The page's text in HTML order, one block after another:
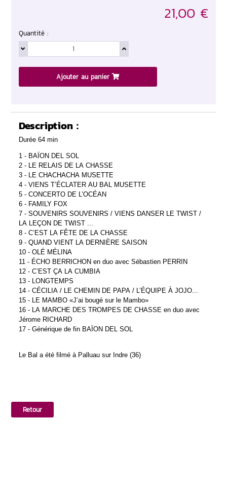
21,00 €
Quantité :
Ajouter au panier
Description :
Durée 64 min
1 - BAÏON DEL SOL
2 - LE RELAIS DE LA CHASSE
3 - LE CHACHACHA MUSETTE
4 - VIENS T’ÉCLATER AU BAL MUSETTE
5 - CONCERTO DE L’OCÉAN
6 - FAMILY FOX
7 - SOUVENIRS SOUVENIRS / VIENS DANSER LE TWIST /
LA LEÇON DE TWIST ...
8 - C’EST LA FÊTE DE LA CHASSE
9 - QUAND VIENT LA DERNIÈRE SAISON
10 - OLÉ MÉLINA
11 - ÉCHO BERRICHON en duo avec Sébastien PERRIN
12 - C’EST ÇA LA CUMBIA
13 - LONGTEMPS
14 - CÉCILIA / LE CHEMIN DE PAPA / L’ÉQUIPE À JOJO...
15 - LE MAMBO «J’ai bougé sur le Mambo»
16 - LA MARCHE DES TROMPES DE CHASSE en duo avec
Jérome RICHARD
17 - Générique de fin BAÏON DEL SOL
Le Bal a été filmé à Palluau sur Indre (36)
Retour